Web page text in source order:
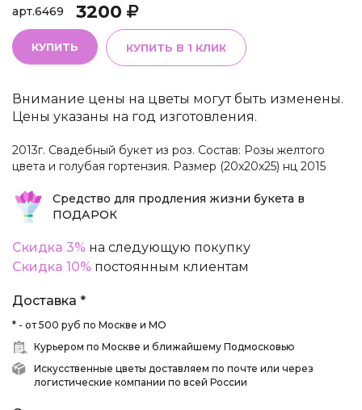
арт.6469 3200
КУПИТЬ КУПИТЬ В 1 КЛИК
Внимание цены на цветы могут быть изменены.
Цены указаны на год изготовления.
2013г. Свадебный букет из роз. Состав: Розы желтого
цвета и голубая гортензия. Размер (20х20х25) нц 2015
Средство для продления жизни букета в
ПОДАРОК
Скидка 3% на следующую покупку
Скидка 10% постоянным клиентам
Доставка *
* - от 500 руб по Москве и МО
Курьером по Москве и ближайшему Подмосковью
Искусственные цветы доставляем по почте или через
логистические компании по всей России